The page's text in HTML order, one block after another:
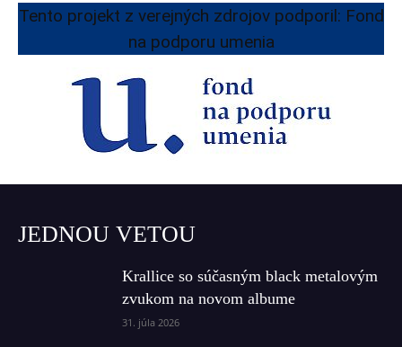
Tento projekt z verejných zdrojov podporil: Fond
na podporu umenia
JEDNOU VETOU
Krallice so súčasným black metalovým
zvukom na novom albume
31. júla 2026